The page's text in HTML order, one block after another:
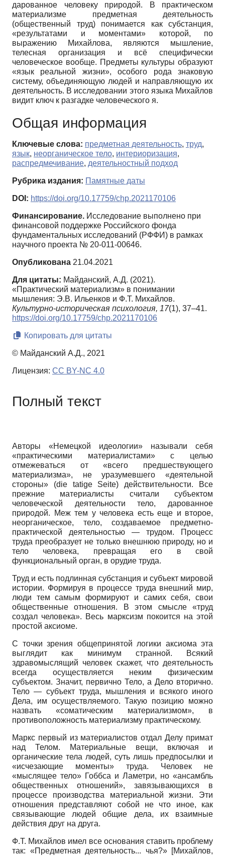
дарованное человеку природой. В практическом
материализме предметная деятельность
(общественный труд) понимается как субстанция,
«результатами и моментами» которой, по
выражению Михайлова, являются мышление,
телесная организация и всё специфически
человеческое вообще. Предметы культуры образуют
«язык реальной жизни», особого рода знаковую
систему, объединяющую людей и направляющую их
деятельность. В исследовании этого языка Михайлов
видит ключ к разгадке человеческого я.
Общая информация
Ключевые слова: предметная деятельность, труд,
язык, неорганическое тело, интериоризация,
распредмечивание, деятельностный подход
Рубрика издания: Памятные даты
DOI: https://doi.org/10.17759/chp.2021170106
Финансирование. Исследование выполнено при
финансовой поддержке Российского фонда
фундаментальных исследований (РФФИ) в рамках
научного проекта № 20-011-00646.
Опубликована 21.04.2021
Для цитаты: Майданский, А.Д. (2021).
«Практический материализм» в понимании
мышления: Э.В. Ильенков и Ф.Т. Михайлов.
Культурно-историческая психология, 17(1), 37–41.
https://doi.org/10.17759/chp.2021170106
Копировать для цитаты
© Майданский А.Д., 2021
Лицензия: CC BY-NC 4.0
Полный текст
Авторы «Немецкой идеологии» называли себя
«практическими материалистами» с целью
отмежеваться от «всего предшествующего
материализма», не уразумевшего «деятельной
стороны» (die tatige Seite) действительности. Все
прежние материалисты считали субъектом
человеческой деятельности тело, дарованное
природой. Меж тем у человека есть еще и второе,
неорганическое, тело, создаваемое предметно-
практической деятельностью — трудом. Процесс
труда преобразует не только внешнюю природу, но и
тело человека, превращая его в свой
функциональный орган, в орудие труда.
Труд и есть подлинная субстанция и субъект мировой
истории. Формируя в процессе труда внешний мир,
люди тем самым формируют и самих себя, свои
общественные отношения. В этом смысле «труд
создал человека». Весь марксизм покоится на этой
простой аксиоме.
С точки зрения общепринятой логики аксиома эта
выглядит как минимум странной. Всякий
здравомыслящий человек скажет, что деятельность
всегда осуществляется неким физическим
субъектом. Значит, первично Тело, а Дело вторично.
Тело — субъект труда, мышления и всякого иного
Дела, им осуществляемого. Такую позицию можно
назвать «соматическим материализмом», в
противоположность материализму практическому.
Маркс первый из материалистов отдал Делу примат
над Телом. Материальные вещи, включая и
органические тела людей, суть лишь предпосылки и
«исчезающие моменты» труда. Человек не
«мыслящее тело» Гоббса и Ламетри, но «ансамбль
общественных отношений», завязывающихся в
процессе производства материальной жизни. Эти
отношения представляют собой не что иное, как
связывающие людей общие дела, их взаимные
действия друг на друга.
Ф.Т. Михайлов имел все основания ставить проблему
так: «Предметная деятельность... чья?» [Михайлов,